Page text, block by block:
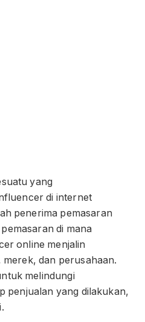
yang
di internet
penerima pemasaran
di mana
online menjalin
dan perusahaan.
melindungi
penjualan yang dilakukan,